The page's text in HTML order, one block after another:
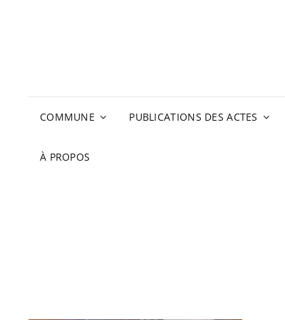
COMMUNE PUBLICATIONS DES ACTES
À PROPOS